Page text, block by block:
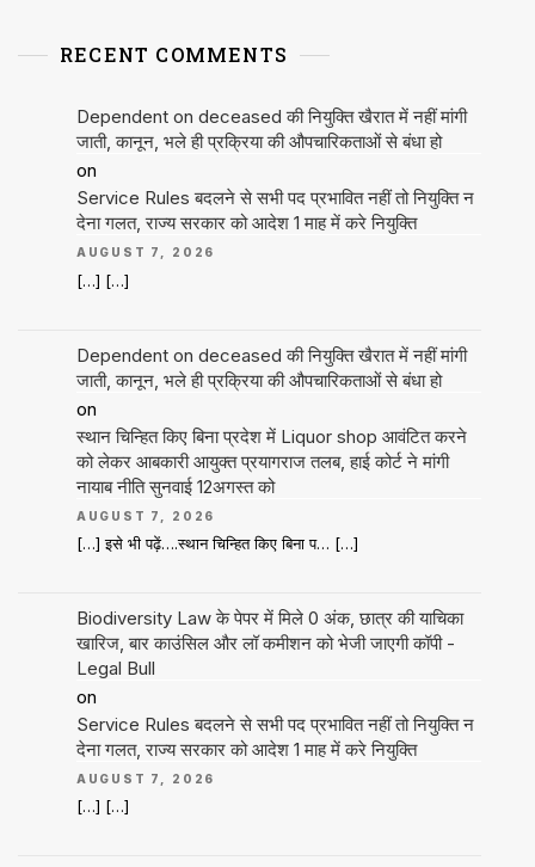
RECENT COMMENTS
Dependent on deceased की नियुक्ति खैरात में नहीं मांगी
जाती, कानून, भले ही प्रक्रिया की औपचारिकताओं से बंधा हो
on
Service Rules बदलने से सभी पद प्रभावित नहीं तो नियुक्ति न
देना गलत, राज्य सरकार को आदेश 1 माह में करे नियुक्ति
AUGUST 7, 2026
[…] […]
Dependent on deceased की नियुक्ति खैरात में नहीं मांगी
जाती, कानून, भले ही प्रक्रिया की औपचारिकताओं से बंधा हो
on
स्थान चिन्हित किए बिना प्रदेश में Liquor shop आवंटित करने
को लेकर आबकारी आयुक्त प्रयागराज तलब, हाई कोर्ट ने मांगी
नायाब नीति सुनवाई 12अगस्त को
AUGUST 7, 2026
[…] इसे भी पढ़ें….स्थान चिन्हित किए बिना प… […]
Biodiversity Law के पेपर में मिले 0 अंक, छात्र की याचिका
खारिज, बार काउंसिल और लॉ कमीशन को भेजी जाएगी कॉपी -
Legal Bull
on
Service Rules बदलने से सभी पद प्रभावित नहीं तो नियुक्ति न
देना गलत, राज्य सरकार को आदेश 1 माह में करे नियुक्ति
AUGUST 7, 2026
[…] […]